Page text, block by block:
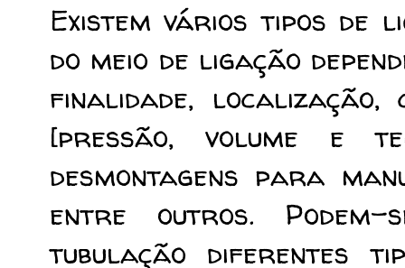
Existem vários tipos de
do meio de ligação
finalidade, localização,
[pressão, volume e
desmontagens para
entre outros.
tubulação diferentes